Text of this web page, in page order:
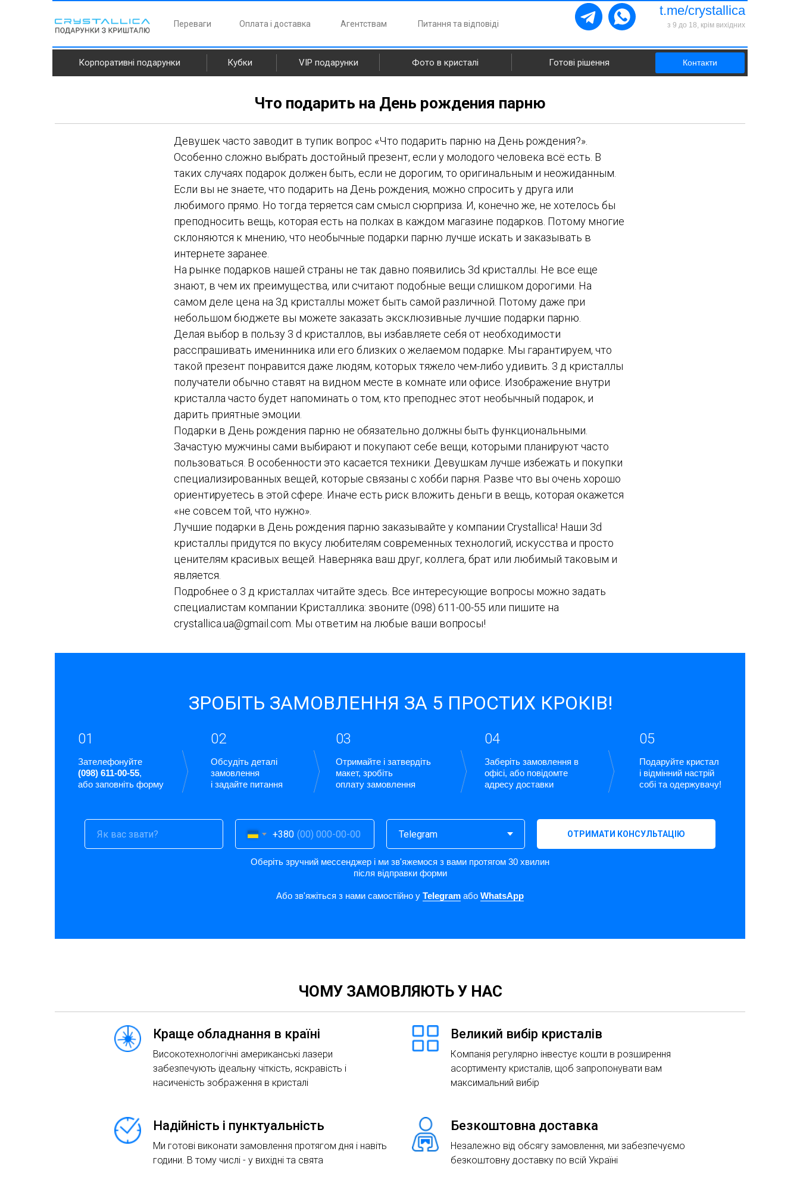
з 9 до 18, крім вихідних
Переваги Питання та відповіді
Агентствам
Оплата і доставка
t.me/crystallica
Корпоративні подарунки Кубки VIP подарунки Фото в кристалі Готові рішення Контакти
Что подарить на День рождения парню
Девушек часто заводит в тупик вопрос «Что подарить парню на День рождения?».
Особенно сложно выбрать достойный презент, если у молодого человека всё есть. В
таких случаях подарок должен быть, если не дорогим, то оригинальным и неожиданным.
Если вы не знаете, что подарить на День рождения, можно спросить у друга или
любимого прямо. Но тогда теряется сам смысл сюрприза. И, конечно же, не хотелось бы
преподносить вещь, которая есть на полках в каждом магазине подарков. Потому многие
склоняются к мнению, что необычные подарки парню лучше искать и заказывать в
интернете заранее.
На рынке подарков нашей страны не так давно появились 3d кристаллы. Не все еще
знают, в чем их преимущества, или считают подобные вещи слишком дорогими. На
самом деле цена на 3д кристаллы может быть самой различной. Потому даже при
небольшом бюджете вы можете заказать эксклюзивные лучшие подарки парню.
Делая выбор в пользу 3 d кристаллов, вы избавляете себя от необходимости
расспрашивать именинника или его близких о желаемом подарке. Мы гарантируем, что
такой презент понравится даже людям, которых тяжело чем-либо удивить. 3 д кристаллы
получатели обычно ставят на видном месте в комнате или офисе. Изображение внутри
кристалла часто будет напоминать о том, кто преподнес этот необычный подарок, и
дарить приятные эмоции.
Подарки в День рождения парню не обязательно должны быть функциональными.
Зачастую мужчины сами выбирают и покупают себе вещи, которыми планируют часто
пользоваться. В особенности это касается техники. Девушкам лучше избежать и покупки
специализированных вещей, которые связаны с хобби парня. Разве что вы очень хорошо
ориентируетесь в этой сфере. Иначе есть риск вложить деньги в вещь, которая окажется
«не совсем той, что нужно».
Лучшие подарки в День рождения парню заказывайте у компании Crystallica! Наши 3d
кристаллы придутся по вкусу любителям современных технологий, искусства и просто
ценителям красивых вещей. Наверняка ваш друг, коллега, брат или любимый таковым и
является.
Подробнее о 3 д кристаллах читайте здесь. Все интересующие вопросы можно задать
специалистам компании Кристаллика: звоните (098) 611-00-55 или пишите на
crystallica.ua@gmail.com. Мы ответим на любые ваши вопросы!
Зателефонуйте
(098) 611-00-55,
або заповніть форму
01
Обсудіть деталі
замовлення
і задайте питання
02
Отримайте і затвердіть
макет, зробіть
оплату замовлення
03
Заберіть замовлення в
офісі, або повідомте
адресу доставки
04
Подаруйте кристал
і відмінний настрій
собі та одержувачу!
05
ЗРОБІТЬ ЗАМОВЛЕННЯ ЗА 5 ПРОСТИХ КРОКІВ!
+380 ОТРИМАТИ КОНСУЛЬТАЦІЮ
Оберіть зручний мессенджер і ми зв'яжемося з вами протягом 30 хвилин
після відправки форми
Або зв'яжіться з нами самостійно у Telegram або WhatsApp
ЧОМУ ЗАМОВЛЯЮТЬ У НАС
Краще обладнання в країні
Високотехнологічні американські лазери
забезпечують ідеальну чіткість, яскравість і
насиченість зображення в кристалі
Великий вибір кристалів
Компанія регулярно інвестує кошти в розширення
асортименту кристалів, щоб запропонувати вам
максимальний вибір
Надійність і пунктуальність
Ми готові виконати замовлення протягом дня і навіть
години. В тому числі - у вихідні та свята
Безкоштовна доставка
Незалежно від обсягу замовлення, ми забезпечуємо
безкоштовну доставку по всій Україні